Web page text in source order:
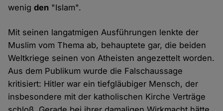
wenigden "Islam".
Mit seinen langatmigen Ausführungen lenkte der
Muslim vom Thema ab, behauptete gar, die beiden
Weltkriege seinen von Atheisten angezettelt worden.
Aus dem Publikum wurde die Falschaussage
kritisiert: Hitler war ein tiefgläubiger Mensch, der
insbesondere mit der katholischen Kirche Verträge